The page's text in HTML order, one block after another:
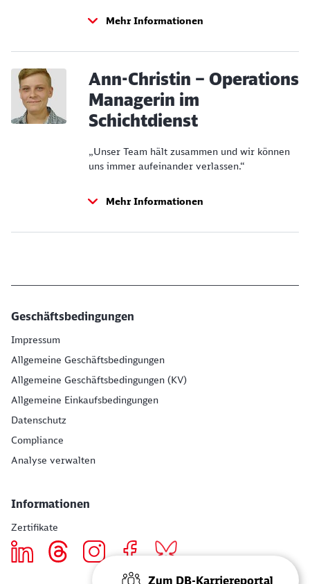
Zum DB-Karriereportal
Mehr Informationen
Ann-Christin – Operations
Managerin im
Schichtdienst
„Unser Team hält zusammen und wir können
uns immer aufeinander verlassen.“
Mehr Informationen
Geschäftsbedingungen
Impressum
Allgemeine Geschäftsbedingungen
Allgemeine Geschäftsbedingungen (KV)
Allgemeine Einkaufsbedingungen
Datenschutz
Compliance
Analyse verwalten
Informationen
Zertifikate